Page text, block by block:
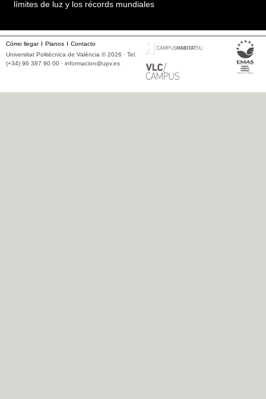
límites de luz y los récords mundiales
Cómo llegar Planos
Contacto
Universitat Politècnica de València © 2026 · Tel.
(+34) 96 387 90 00 · informacion@upv.es